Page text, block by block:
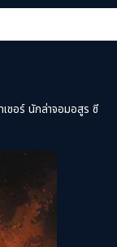
ชอร์ นักล่าจอมอสูร ซี